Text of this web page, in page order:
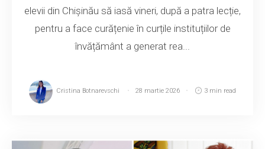
elevii din Chișinău să iasă vineri, după a patra lecție,
pentru a face curățenie în curțile instituțiilor de
învățământ a generat rea...
Cristina Botnarevschi 28 martie 2026 3 min read